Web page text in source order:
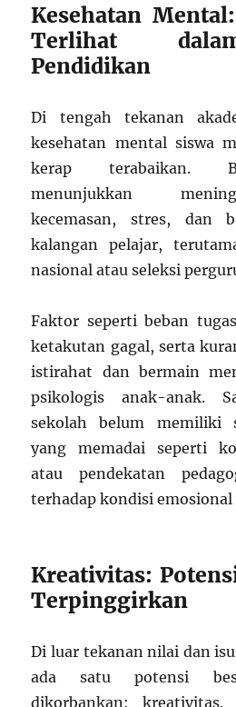
Kesehatan
Terlihat
Pendidikan
Di tengah tekanan
kesehatan mental siswa
kerap terabaikan.
menunjukkan
kecemasan, stres, dan
kalangan pelajar,
nasional atau seleksi
Faktor seperti beban
ketakutan gagal, serta
istirahat dan bermain
psikologis anak-anak.
sekolah belum memiliki
yang memadai seperti
atau pendekatan
terhadap kondisi emosional
Kreativitas:
Terpinggirkan
Di luar tekanan nilai dan
ada satu potensi
dikorbankan: